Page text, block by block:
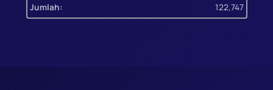
Jumlah:
122,747